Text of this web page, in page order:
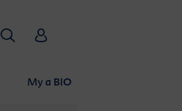
My a BIO
HľadaťHiPP Babyclub